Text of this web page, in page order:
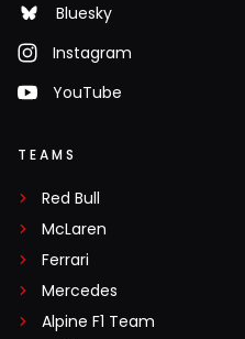
Bluesky
Instagram
YouTube
TEAMS
Red Bull
McLaren
Ferrari
Mercedes
Alpine F1 Team